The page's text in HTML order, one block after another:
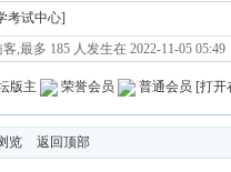
考试中心]
,最多 185 人发生在 2022-11-05 05:49
版主 荣誉会员 普通会员 [打开
览 返回顶部